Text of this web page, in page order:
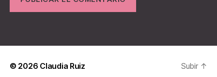
© 2026 Claudia Ruiz Subir ↑